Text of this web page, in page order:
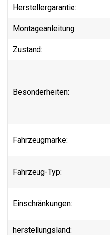
Herstellergarantie:
Montageanleitung:
Zustand:
Besonderheiten:
Fahrzeugmarke:
Fahrzeug-Typ:
Einschränkungen:
herstellungsland: